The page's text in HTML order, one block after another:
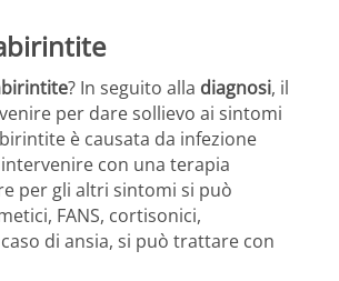
? In seguito alla diagnosi, il
per dare sollievo ai sintomi
è causata da infezione
con una terapia
per gli altri sintomi si può
FANS, cortisonici,
di ansia, si può trattare con